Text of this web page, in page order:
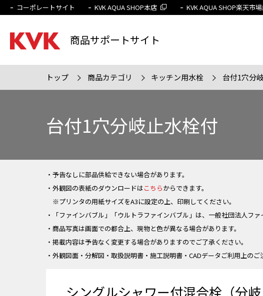
商品サポートサイト
販売終了品を除く
コーポレートサイト KVK AQUA SHOP本店 KVK AQUA SHOP楽天市
トップ 商品カテゴリ キッチン用水栓 台付1穴分
台付1穴分岐止水栓付
・予告なしに部品供給できない場合があります。
・外観図の表紙のダウンロードはこちらからできます。
※プリンタの用紙サイズをA3に設定の上、印刷してください。
・「ファインバブル」「ウルトラファインバブル」は、一般社団法人ファ
・商品写真は画面での都合上、現物と色が異なる場合があります。
・掲載内容は予告なく変更する場合がありますのでご了承ください。
・外観図面・分解図・取扱説明書・施工説明書・CADデータご利用上のご
シングルシャワー付混合栓（分岐